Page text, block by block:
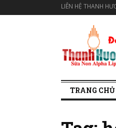
LIÊN HỆ THANH
TRANG CHỦ